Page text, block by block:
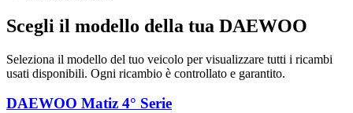
Scegli il modello della tua DAEWOO
Seleziona il modello del tuo veicolo per visualizzare tutti i ricambi
usati disponibili. Ogni ricambio è controllato e garantito.
DAEWOO Matiz 4° Serie